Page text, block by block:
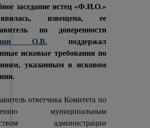
заседание истец «Ф.И.О.»
извещена, ее
по доверенности
О.В. поддержал
исковые требования по
указанным в исковом
ответчика Комитета по
муниципальным
администрации